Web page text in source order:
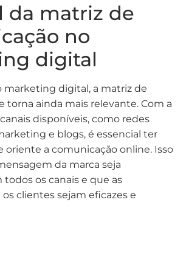
da matriz de
no
digital
marketing digital, a matriz de
torna ainda mais relevante. Com a
disponíveis, como redes
e blogs, é essencial ter
oriente a comunicação online. Isso
da marca seja
os canais e que as
clientes sejam eficazes e